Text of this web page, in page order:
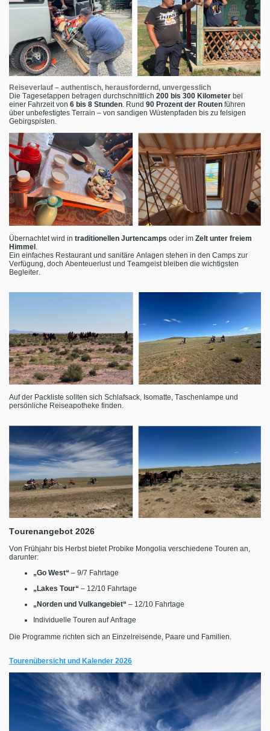
Reiseverlauf – authentisch, herausfordernd, unvergesslich
Die Tagesetappen betragen durchschnittlich 200 bis 300 Kilometer bei
einer Fahrzeit von 6 bis 8 Stunden. Rund 90 Prozent der Routen führen
über unbefestigtes Terrain – von sandigen Wüstenpfaden bis zu felsigen
Gebirgspisten.
Übernachtet wird in traditionellen Jurtencamps oder im Zelt unter freiem
Himmel.
Ein einfaches Restaurant und sanitäre Anlagen stehen in den Camps zur
Verfügung, doch Abenteuerlust und Teamgeist bleiben die wichtigsten
Begleiter.
Auf der Packliste sollten sich Schlafsack, Isomatte, Taschenlampe und
persönliche Reiseapotheke finden.
Tourenangebot 2026
Von Frühjahr bis Herbst bietet Probike Mongolia verschiedene Touren an,
darunter:
„Go West“ – 9/7 Fahrtage
„Lakes Tour“ – 12/10 Fahrtage
„Norden und Vulkangebiet“ – 12/10 Fahrtage
Individuelle Touren auf Anfrage
Die Programme richten sich an Einzelreisende, Paare und Familien.
Tourenübersicht und Kalender 2026